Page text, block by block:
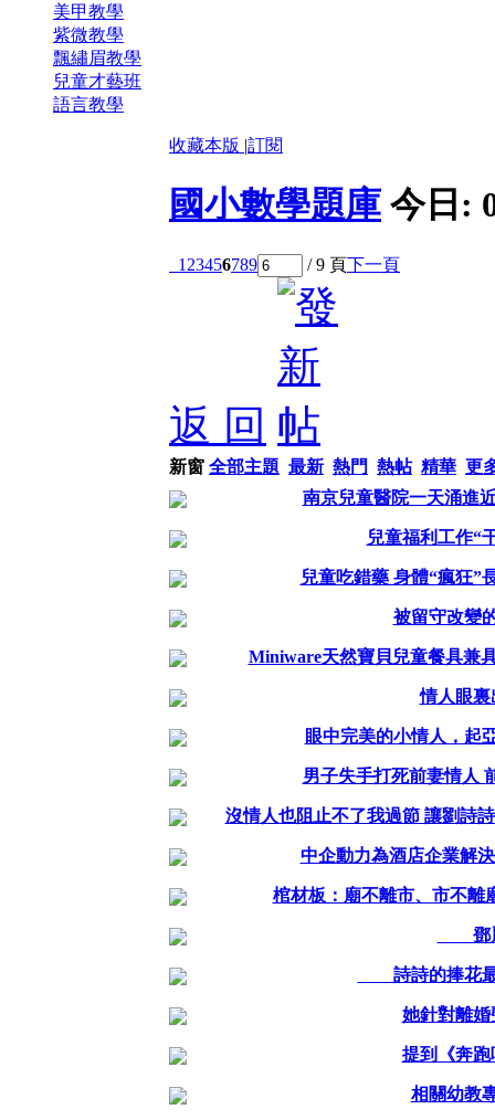
美甲教學
紫微教學
飄繡眉教學
兒童才藝班
語言教學
收藏本版 |訂閱
國小數學題庫 今日:
1 23456789 / 9 頁下一頁
返 回
新窗 全部主題 最新 熱門 熱帖 精華 更
南京兒童醫院一天涌進
兒童福利工作“
兒童吃錯藥 身體“瘋狂”
被留守改變
Miniware天然寶貝兒童餐具兼
情人眼裏
眼中完美的小情人，起
男子失手打死前妻情人
沒情人也阻止不了我過節 讓劉詩
中企動力為酒店企業解
棺材板：廟不離市、市不離
鄧
詩詩的捧花最
她針對離婚
提到《奔跑
相關幼教